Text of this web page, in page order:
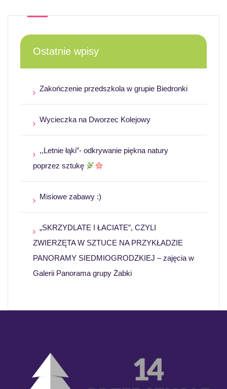
Ostatnie wpisy
Zakończenie przedszkola w grupie Biedronki
Wycieczka na Dworzec Kolejowy
,,Letnie łąki”- odkrywanie piękna natury
poprzez sztukę
Misiowe zabawy :)
„SKRZYDLATE I ŁACIATE”, CZYLI
ZWIERZĘTA W SZTUCE NA PRZYKŁADZIE
PANORAMY SIEDMIOGRODZKIEJ – zajęcia w
Galerii Panorama grupy Żabki